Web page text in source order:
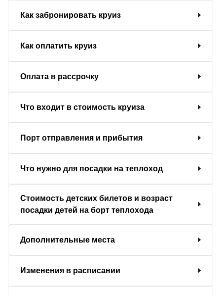
Как забронировать круиз
Как оплатить круиз
Оплата в рассрочку
Что входит в стоимость круиза
Порт отправления и прибытия
Что нужно для посадки на теплоход
Стоимость детских билетов и возраст
посадки детей на борт теплохода
Дополнительные места
Изменения в расписании